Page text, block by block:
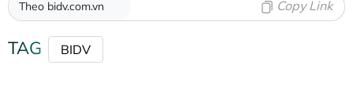
Theo bidv.com.vn Copy Link
TAG BIDV